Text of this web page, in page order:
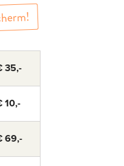
35,-
10,-
69,-